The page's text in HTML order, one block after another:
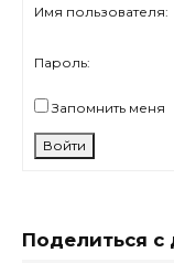
Имя пользователя:
Пароль:
Запомнить меня
Войти
Поделиться с